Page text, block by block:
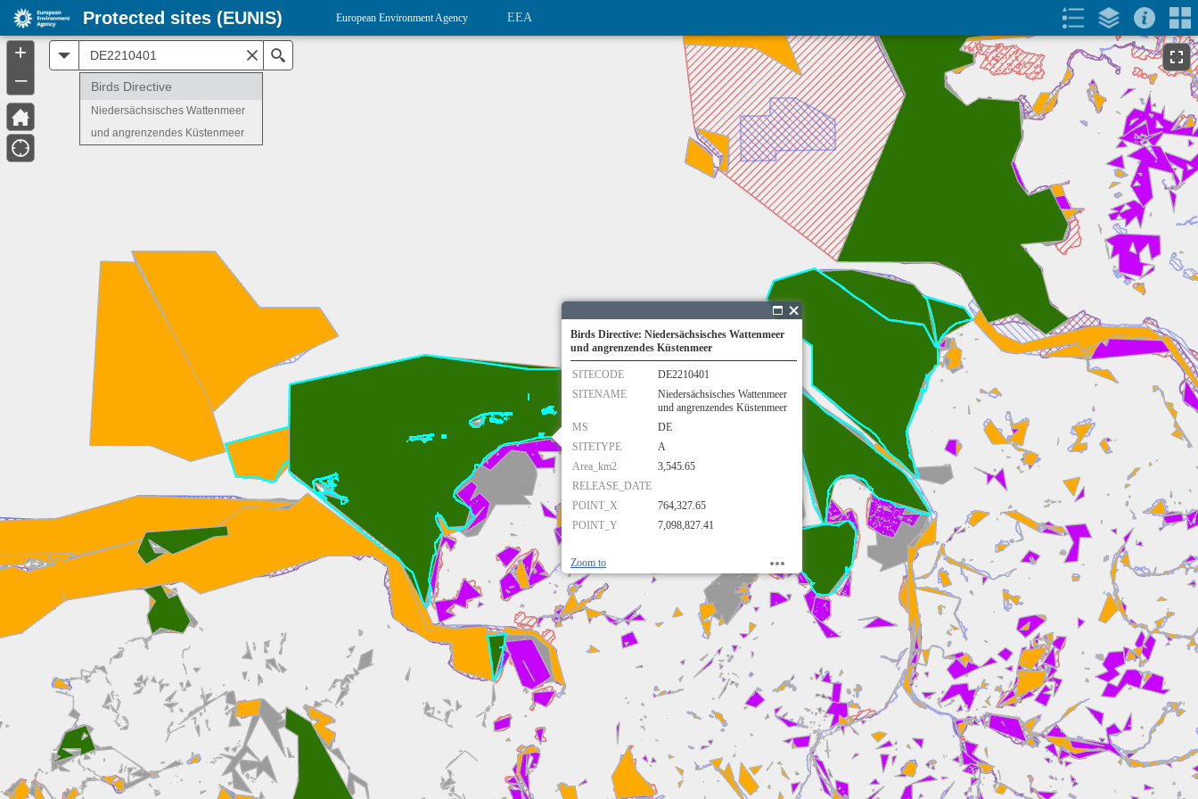
Birds Directive: Niedersächsisches Wattenmeer
und angrenzendes Küstenmeer
SITECODE
DE2210401
SITENAME
Niedersächsisches Wattenmeer
und angrenzendes Küstenmeer
MS
DE
SITETYPE
A
Area_km2
3,545.65
RELEASE_DATE
POINT_X
764,327.65
POINT_Y
7,098,827.41
Zoom to
Birds Directive
Niedersächsisches Wattenmeer
und angrenzendes Küstenmeer
+
–
Protected sites (EUNIS) European Environment Agency EEA